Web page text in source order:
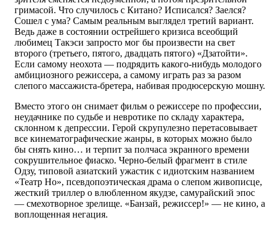
гримасой. Что случилось с Китано? Исписался? Заелся?
Сошел с ума? Самым реальным выглядел третий вариант.
Ведь даже в состоянии острейшего кризиса всеобщий
любимец Такэси запросто мог бы произвести на свет
второго (третьего, пятого, двадцать пятого) «Дзатойти».
Если самому неохота — подрядить какого-нибудь молодого
амбициозного режиссера, а самому играть раз за разом
слепого массажиста-бретера, набивая продюсерскую мошну.
Вместо этого он снимает фильм о режиссере по профессии,
неудачнике по судьбе и невротике по складу характера,
склонном к депрессии. Герой скрупулезно перетасовывает
все кинематографические жанры, в которых можно было
бы снять кино… и терпит за полчаса экранного времени
сокрушительное фиаско. Черно-белый фрагмент в стиле
Одзу, типовой азиатский ужастик с идиотским названием
«Театр Но», псевдопоэтическая драма о слепом живописце,
жесткий триллер о влюбленном якудзе, самурайский эпос
— смехотворное зрелище. «Банзай, режиссер!» — не кино, а
воплощенная негация.